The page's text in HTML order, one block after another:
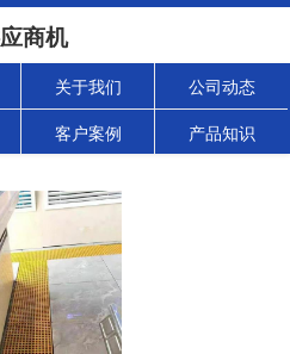
商机
关于我们 公司动态
客户案例 产品知识